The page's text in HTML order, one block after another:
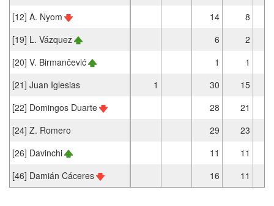
[12] A. Nyom 14
8
[19] L. Vázquez
6
2
[20] V. Birmančević
1
1
[21] Juan Iglesias
1 30
15
[22] Domingos Duarte
28
21
[24] Z. Romero
29
23
[26] Davinchi
11
11
[46] Damián Cáceres
16 11